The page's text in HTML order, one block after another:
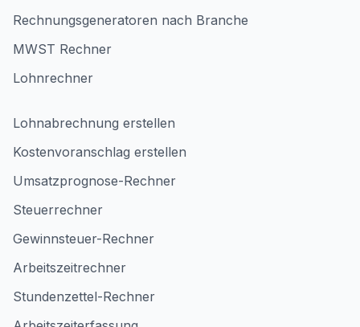
Rechnungsgeneratoren nach Branche
MWST Rechner
Lohnrechner
Lohnabrechnung erstellen
Kostenvoranschlag erstellen
Umsatzprognose-Rechner
Steuerrechner
Gewinnsteuer-Rechner
Arbeitszeitrechner
Stundenzettel-Rechner